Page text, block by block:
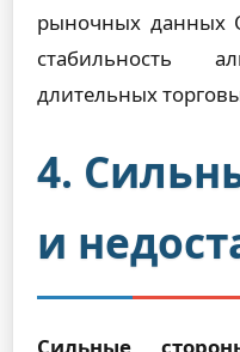
рыночных данных
стабильность
длительных
4.
и